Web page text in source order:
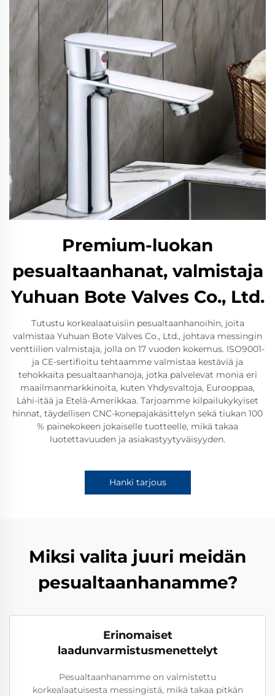
Premium-luokan
pesualtaanhanat, valmistaja
Yuhuan Bote Valves Co., Ltd.
Tutustu korkealaatuisiin pesualtaanhanoihin, joita
valmistaa Yuhuan Bote Valves Co., Ltd., johtava messingin
venttiilien valmistaja, jolla on 17 vuoden kokemus. ISO9001-
ja CE-sertifioitu tehtaamme valmistaa kestäviä ja
tehokkaita pesualtaanhanoja, jotka palvelevat monia eri
maailmanmarkkinoita, kuten Yhdysvaltoja, Eurooppaa,
Lähi-itää ja Etelä-Amerikkaa. Tarjoamme kilpailukykyiset
hinnat, täydellisen CNC-konepajakäsittelyn sekä tiukan 100
% painekokeen jokaiselle tuotteelle, mikä takaa
luotettavuuden ja asiakastyytyväisyyden.
Hanki tarjous
Miksi valita juuri meidän
pesualtaanhanamme?
Erinomaiset
laadunvarmistusmenettelyt
Pesualtaanhanamme on valmistettu
korkealaatuisesta messingistä, mikä takaa pitkän